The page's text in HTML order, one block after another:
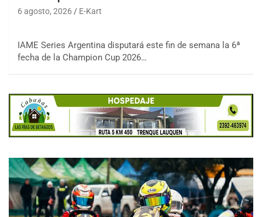
6 agosto, 2026 E-Kart
IAME Series Argentina disputará este fin de semana la 6ª
fecha de la Champion Cup 2026…